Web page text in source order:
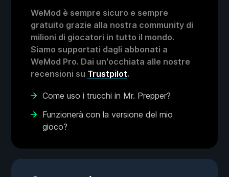
WeMod è sempre sicuro e sempre
gratuito grazie alla nostra community di
milioni di giocatori in tutto il mondo.
Siamo supportati dagli abbonati a
WeMod Pro. Dai un'occhiata alle nostre
recensioni su Trustpilot.
Come uso i trucchi in Mr. Prepper?
Funzionerà con la versione del mio
gioco?